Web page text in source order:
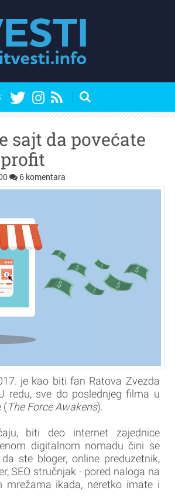
sajt da povećate
6 komentara
je kao biti fan Ratova Zvezda
redu, sve do poslednjeg filma u
(The Force Awakens).
biti deo internet zajednice
digitalnom nomadu čini se
ste bloger, online preduzetnik,
SEO stručnjak - pored naloga na
mrežama ikada, neretko imate i